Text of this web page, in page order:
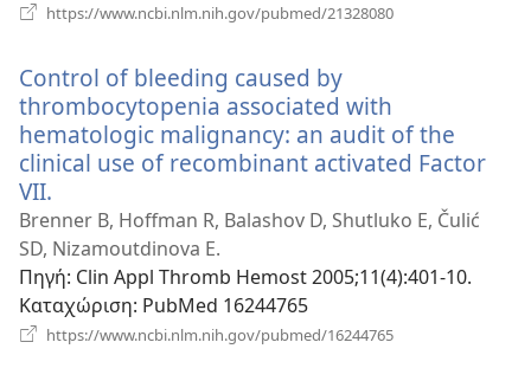
https://www.ncbi.nlm.nih.gov/pubmed/21328080
Control of bleeding caused by
thrombocytopenia associated with
hematologic malignancy: an audit of the
clinical use of recombinant activated Factor
VII.
νέο
παράθυρο)
Brenner B, Hoffman R, Balashov D, Shutluko E, Čulić
SD, Nizamoutdinova E.
Πηγή‎: Clin Appl Thromb Hemost 2005;11(4):401-10.
Καταχώριση‎: PubMed 16244765
https://www.ncbi.nlm.nih.gov/pubmed/16244765